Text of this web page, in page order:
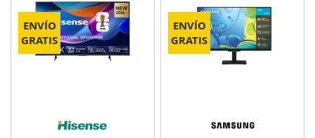
ENVÍO
GRATIS
ENVÍO
GRATIS